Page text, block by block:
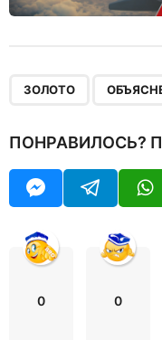
ЗОЛОТО
ПОНРАВИЛОСЬ?
0 0